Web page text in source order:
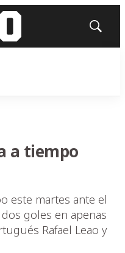
Mostrar
a tiempo
este martes ante el
goles en apenas
Rafael Leao y